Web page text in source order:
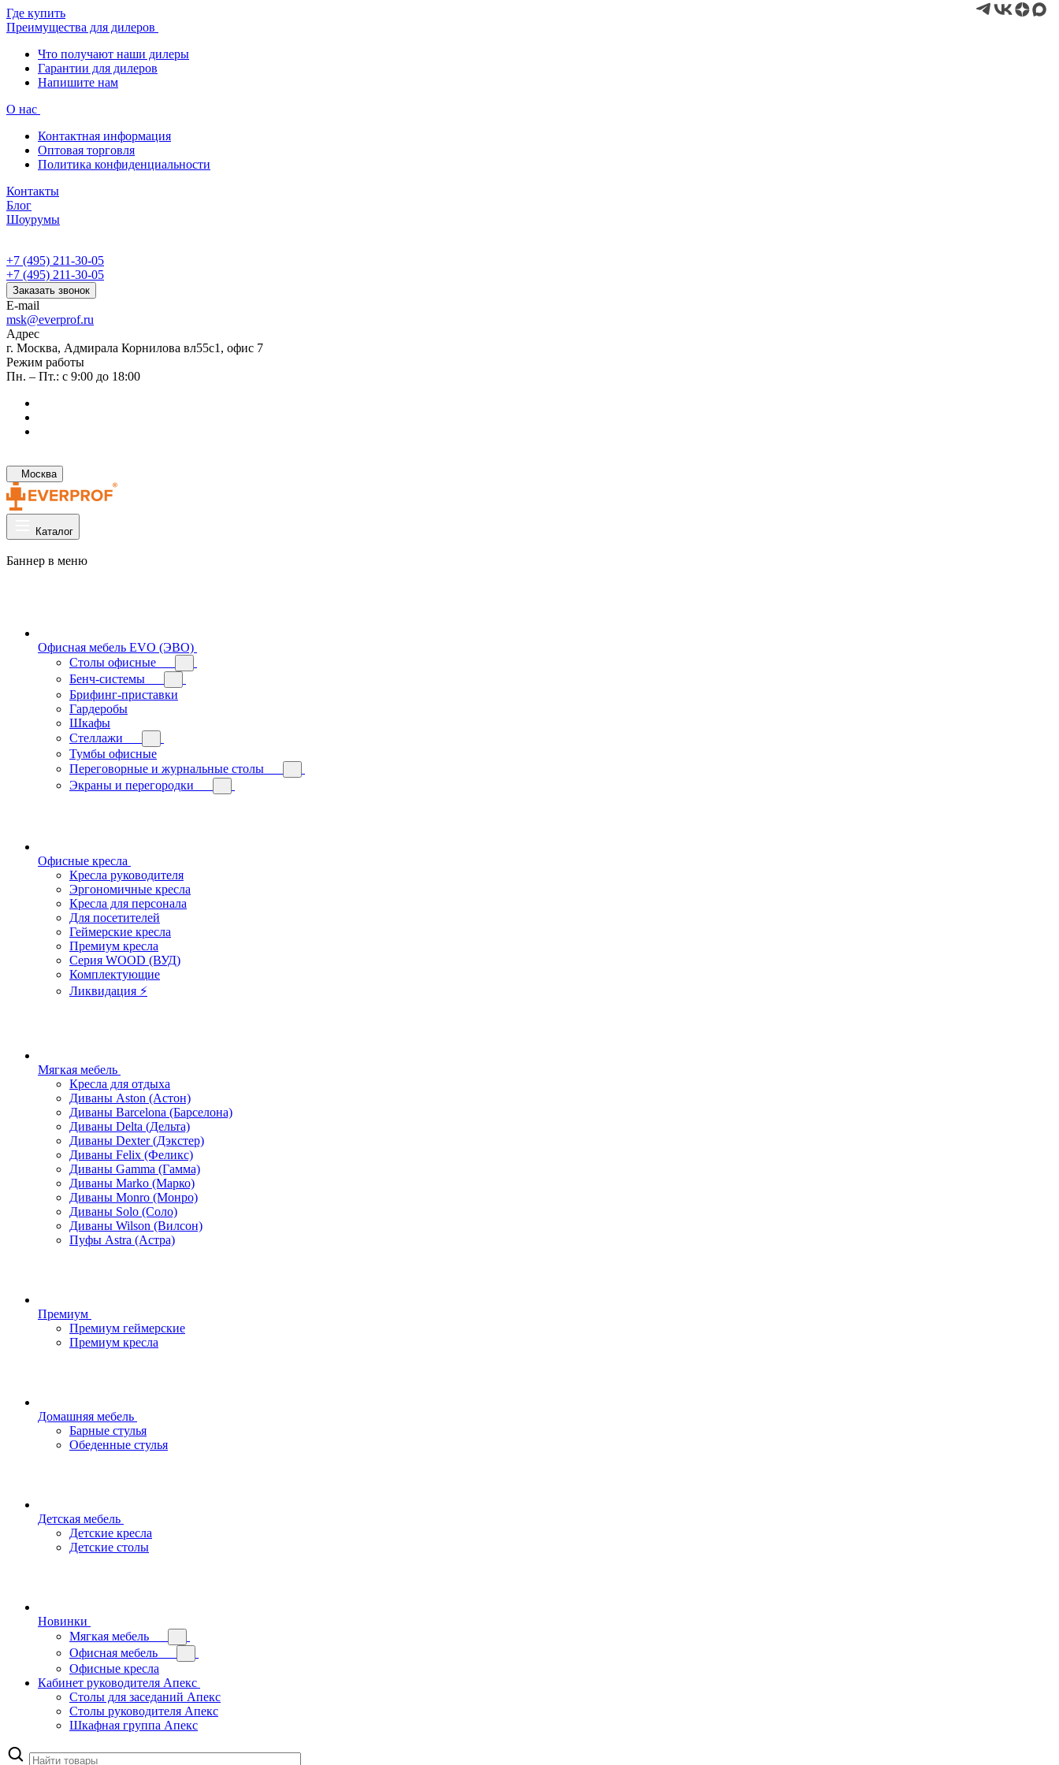
Где купить
Преимущества для дилеров
Что получают наши дилеры
Гарантии для дилеров
Напишите нам
О нас
Контактная информация
Оптовая торговля
Политика конфиденциальности
Контакты
Блог
Шоурумы
+7 (495) 211-30-05
+7 (495) 211-30-05
Заказать звонок
E-mail
msk@everprof.ru
Адрес
г. Москва, Адмирала Корнилова вл55с1, офис 7
Режим работы
Пн. – Пт.: с 9:00 до 18:00
Москва
Каталог
Баннер в меню
Офисная мебель EVO (ЭВО)
Cтолы офисные
Бенч-системы
Брифинг-приставки
Гардеробы
Шкафы
Стеллажи
Тумбы офисные
Переговорные и журнальные столы
Экраны и перегородки
Офисные кресла
Кресла руководителя
Эргономичные кресла
Кресла для персонала
Для посетителей
Геймерские кресла
Премиум кресла
Серия WOOD (ВУД)
Комплектующие
Ликвидация ⚡
Мягкая мебель
Кресла для отдыха
Диваны Aston (Астон)
Диваны Barcelona (Барселона)
Диваны Delta (Дельта)
Диваны Dexter (Дэкстер)
Диваны Felix (Феликс)
Диваны Gamma (Гамма)
Диваны Marko (Марко)
Диваны Monro (Монро)
Диваны Solo (Соло)
Диваны Wilson (Вилсон)
Пуфы Astra (Астра)
Премиум
Премиум геймерские
Премиум кресла
Домашняя мебель
Барные стулья
Обеденные стулья
Детская мебель
Детские кресла
Детские столы
Новинки
Мягкая мебель
Офисная мебель
Офисные кресла
Кабинет руководителя Апекс
Столы для заседаний Апекс
Столы руководителя Апекс
Шкафная группа Апекс